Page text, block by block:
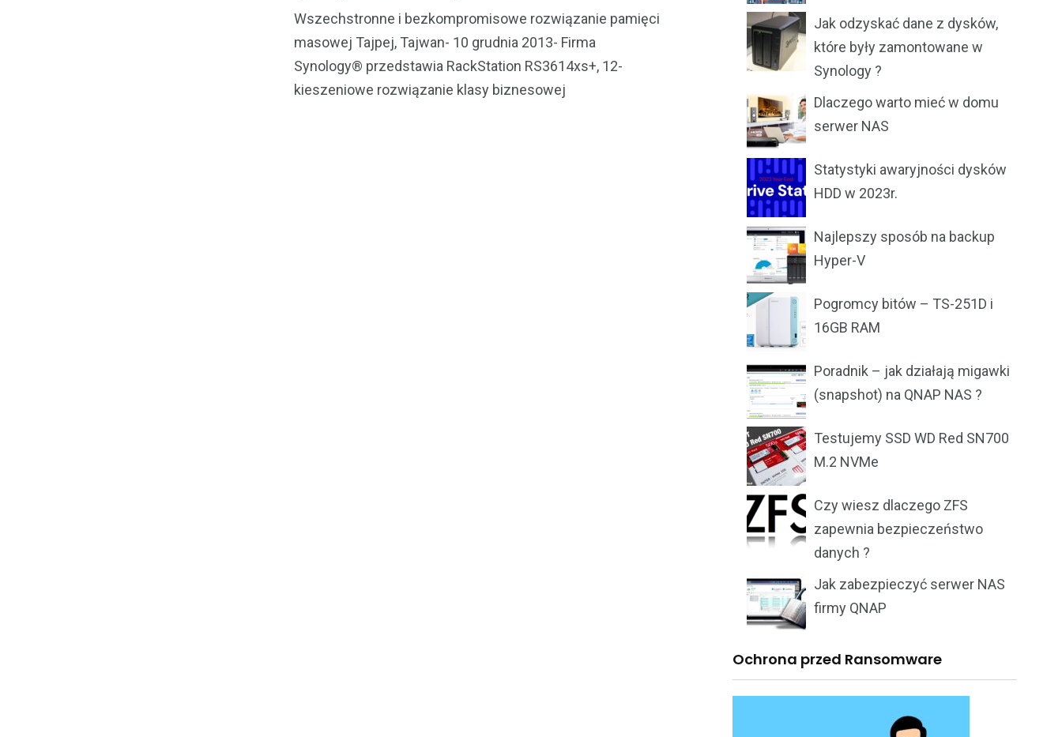
Wszechstronne i bezkompromisowe rozwiązanie pamięci
masowej Tajpej, Tajwan- 10 grudnia 2013- Firma
Synology® przedstawia RackStation RS3614xs+, 12-
kieszeniowe rozwiązanie klasy biznesowej
Jak odzyskać dane z dysków,
które były zamontowane w
Synology ?
Dlaczego warto mieć w domu
serwer NAS
Statystyki awaryjności dysków
HDD w 2023r.
Najlepszy sposób na backup
Hyper-V
Pogromcy bitów – TS-251D i
16GB RAM
Poradnik – jak działają migawki
(snapshot) na QNAP NAS ?
Testujemy SSD WD Red SN700
M.2 NVMe
Czy wiesz dlaczego ZFS
zapewnia bezpieczeństwo
danych ?
Jak zabezpieczyć serwer NAS
firmy QNAP
Ochrona przed Ransomware